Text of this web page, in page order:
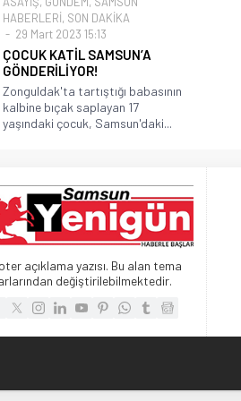
HABERLERİ, SON DAKİKA
29 Mart 2023 15:13
ÇOCUK KATİL SAMSUN’A
GÖNDERİLİYOR!
Zonguldak'ta tartıştığı babasının
kalbine bıçak saplayan 17
yaşındaki çocuk, Samsun'daki...
açıklama yazısı. Bu alan tema
değiştirilebilmektedir.